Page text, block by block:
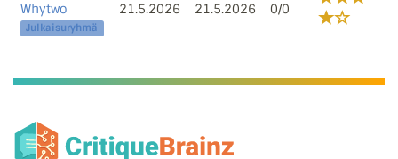
Whytwo
Julkaisuryhmä
21.5.2026 21.5.2026 0/0